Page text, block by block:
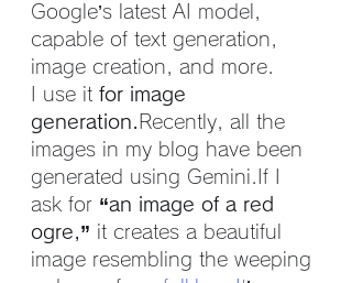
Google’s latest AI model,
capable of text generation,
image creation, and more.
I use it for image
generation. Recently, all the
images in my blog have been
generated using Gemini.If I
ask for “an image of a red
ogre,” it creates a beautiful
image resembling the weeping